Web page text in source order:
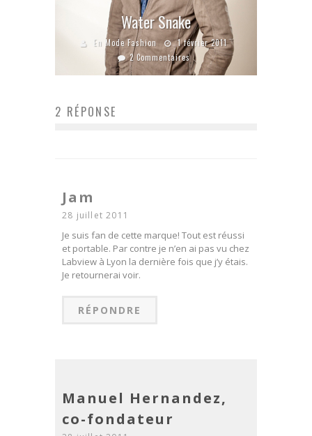
Water Snake
En Mode Fashion
1 février 2011
2 Commentaires
2 RÉPONSE
Jam
28 juillet 2011
Je suis fan de cette marque! Tout est réussi
et portable. Par contre je n’en ai pas vu chez
Labview à Lyon la dernière fois que j’y étais.
Je retournerai voir.
RÉPONDRE
Manuel Hernandez,
co-fondateur